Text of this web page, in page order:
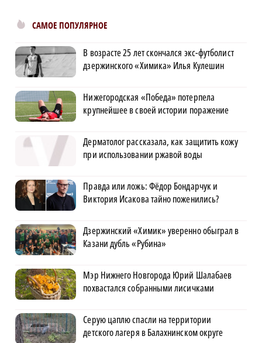
САМОЕ ПОПУЛЯРНОЕ
В возрасте 25 лет скончался экс-футболист
дзержинского «Химика» Илья Кулешин
Нижегородская «Победа» потерпела
крупнейшее в своей истории поражение
Дерматолог рассказала, как защитить кожу
при использовании ржавой воды
Правда или ложь: Фёдор Бондарчук и
Виктория Исакова тайно поженились?
Дзержинский «Химик» уверенно обыграл в
Казани дубль «Рубина»
Мэр Нижнего Новгорода Юрий Шалабаев
похвастался собранными лисичками
Серую цаплю спасли на территории
детского лагеря в Балахнинском округе